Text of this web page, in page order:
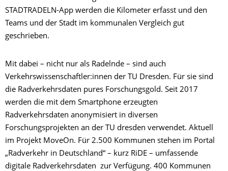
STADTRADELN-App werden die Kilometer erfasst und den
Teams und der Stadt im kommunalen Vergleich gut
geschrieben.
Mit dabei – nicht nur als Radelnde – sind auch
Verkehrswissenschaftler:innen der TU Dresden. Für sie sind
die Radverkehrsdaten pures Forschungsgold. Seit 2017
werden die mit dem Smartphone erzeugten
Radverkehrsdaten anonymisiert in diversen
Forschungsprojekten an der TU dresden verwendet. Aktuell
im Projekt MoveOn. Für 2.500 Kommunen stehen im Portal
„Radverkehr in Deutschland“ – kurz RiDE – umfassende
digitale Radverkehrsdaten zur Verfügung. 400 Kommunen